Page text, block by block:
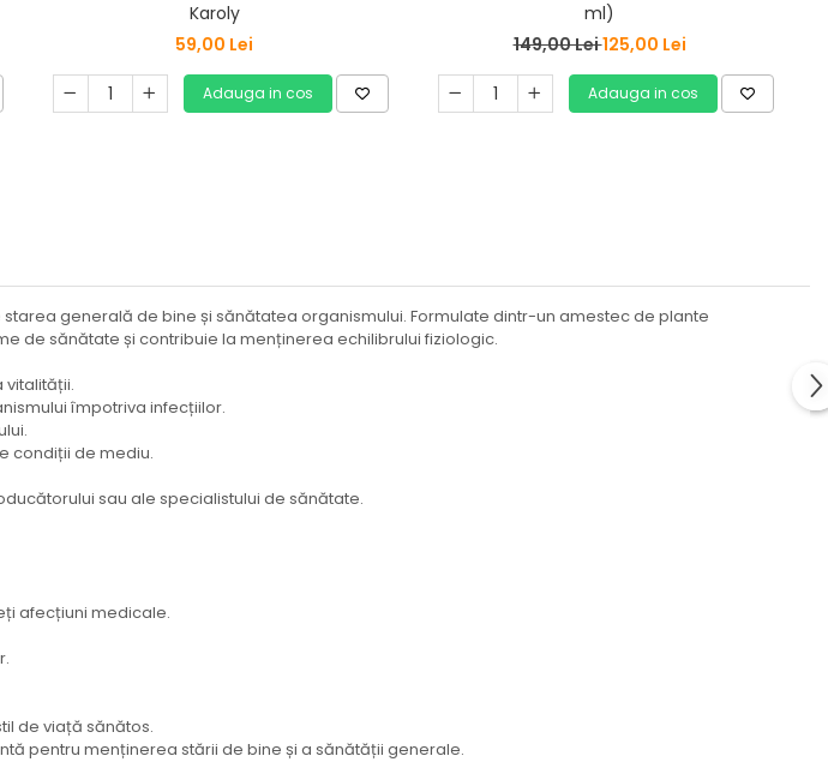
Karoly
59,00 Lei
Adauga in cos
ml)
149,00 Lei125,00 Lei
Adauga in cos
generală de bine și sănătatea organismului. Formulate dintr-un amestec de plante
de sănătate și contribuie la menținerea echilibrului fiziologic.
vitalității.
împotriva infecțiilor.
condiții de mediu.
sau ale specialistului de sănătate.
afecțiuni medicale.
de viață sănătos.
pentru menținerea stării de bine și a sănătății generale.